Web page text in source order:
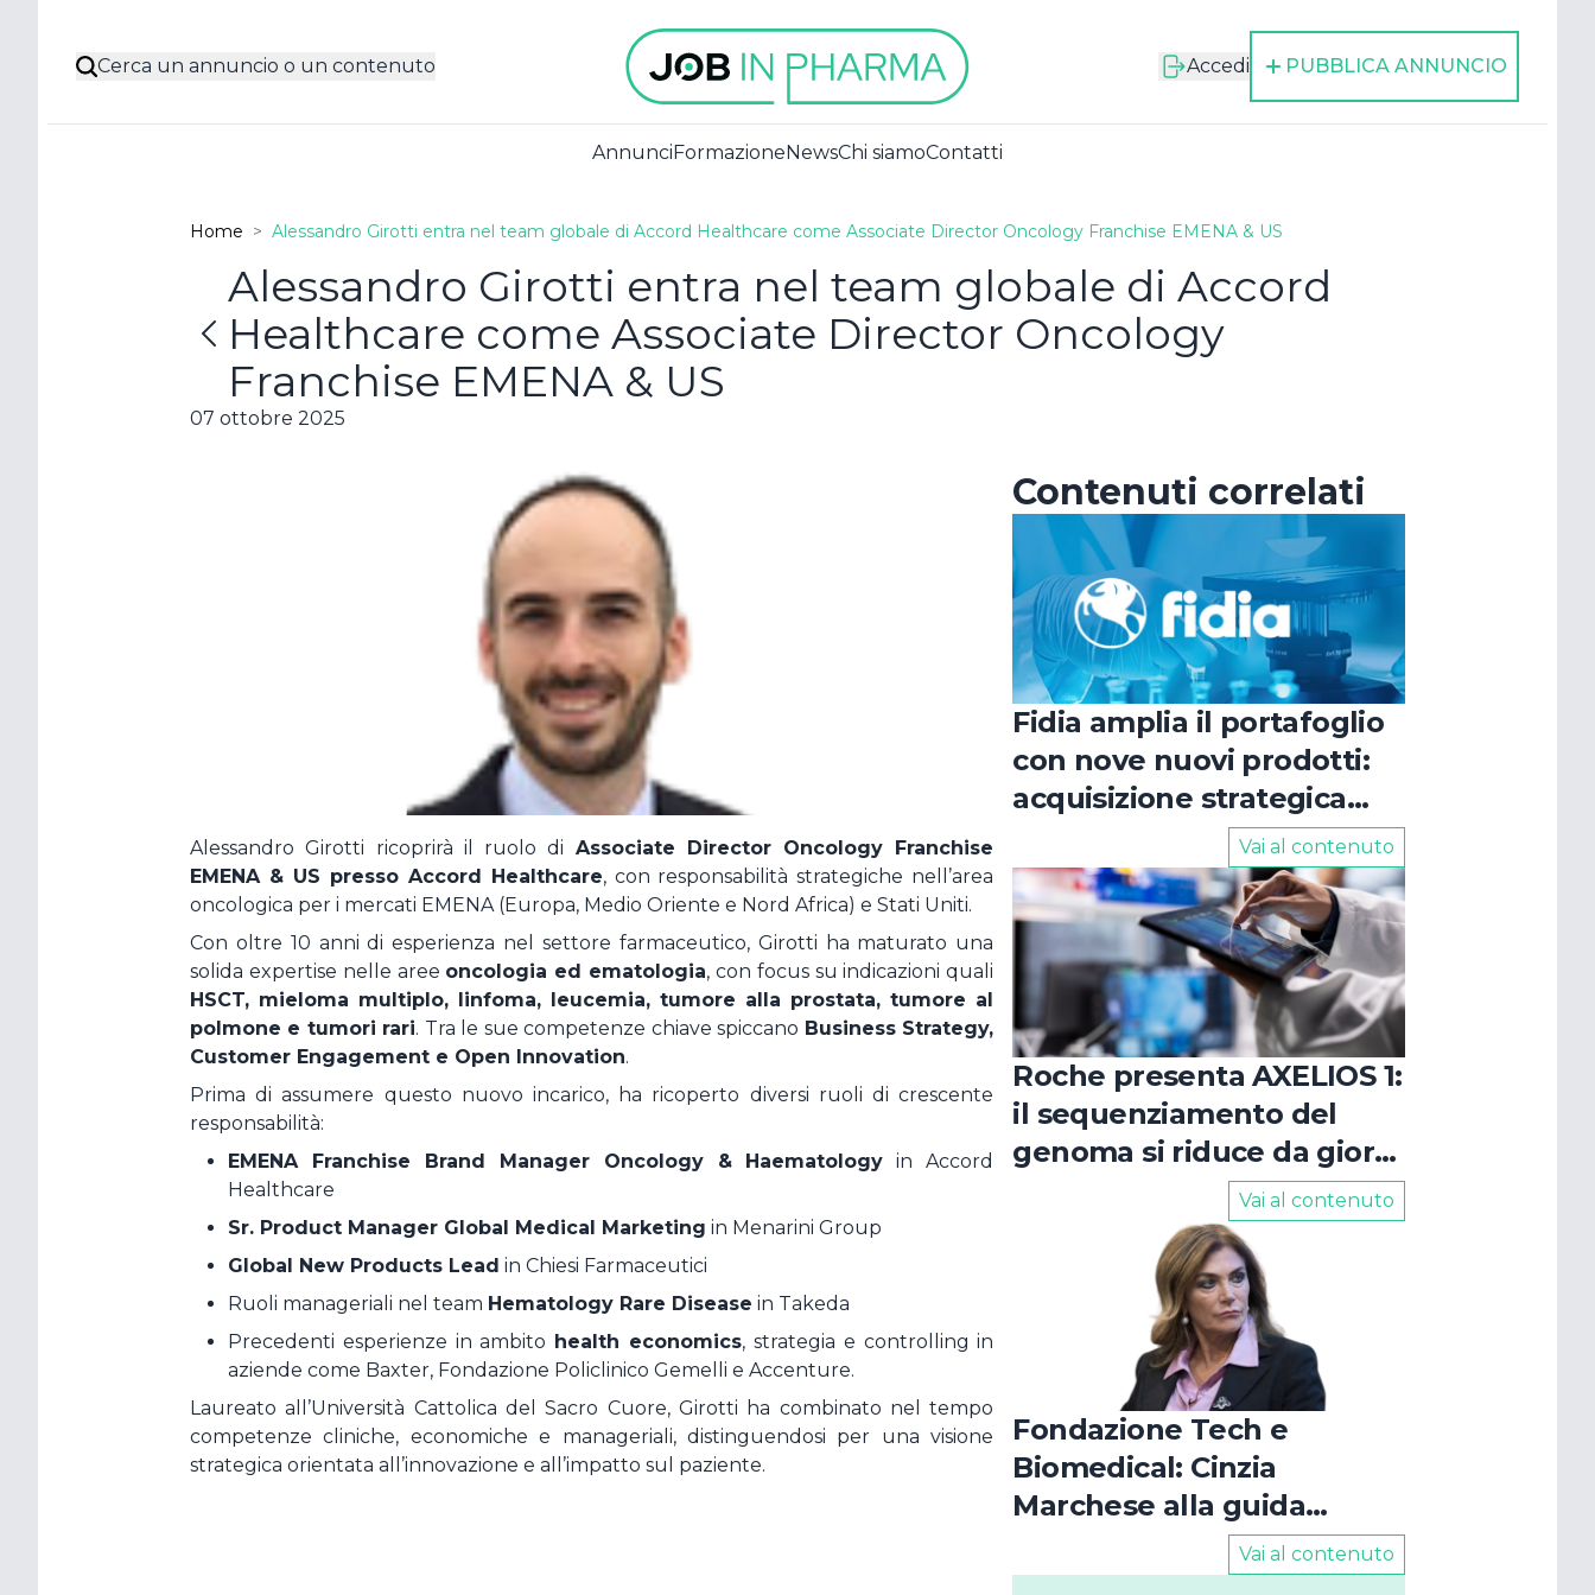
Cerca un annuncio o un contenuto Accedi PUBBLICA ANNUNCIO
AnnunciFormazioneNewsChi siamoContatti
Possiedi già un
account?
Resta connesso
Hai dimenticato la password ?
REGISTRATI COME AZIENDA
REGISTRATI COME CANDIDATO
Home > Alessandro Girotti entra nel team globale di Accord Healthcare come Associate Director Oncology Franchise EMENA & US
Alessandro Girotti entra nel team globale di Accord
Healthcare come Associate Director Oncology
Franchise EMENA & US
07 ottobre 2025
Alessandro Girotti ricoprirà il ruolo di Associate Director Oncology Franchise
EMENA & US presso Accord Healthcare, con responsabilità strategiche nell’area
oncologica per i mercati EMENA (Europa, Medio Oriente e Nord Africa) e Stati Uniti.
Con oltre 10 anni di esperienza nel settore farmaceutico, Girotti ha maturato una
solida expertise nelle aree oncologia ed ematologia, con focus su indicazioni quali
HSCT, mieloma multiplo, linfoma, leucemia, tumore alla prostata, tumore al
polmone e tumori rari. Tra le sue competenze chiave spiccano Business Strategy,
Customer Engagement e Open Innovation.
Prima di assumere questo nuovo incarico, ha ricoperto diversi ruoli di crescente
responsabilità:
EMENA Franchise Brand Manager Oncology & Haematology in Accord
Healthcare
Sr. Product Manager Global Medical Marketing in Menarini Group
Global New Products Lead in Chiesi Farmaceutici
Ruoli manageriali nel team Hematology Rare Disease in Takeda
Precedenti esperienze in ambito health economics, strategia e controlling in
aziende come Baxter, Fondazione Policlinico Gemelli e Accenture.
Laureato all’Università Cattolica del Sacro Cuore, Girotti ha combinato nel tempo
competenze cliniche, economiche e manageriali, distinguendosi per una visione
strategica orientata all’innovazione e all’impatto sul paziente.
Contenuti correlati
Fidia amplia il portafoglio
con nove nuovi prodotti:
acquisizione strategica
nelle aree cardiologia e
urologia
Vai al contenuto
Roche presenta AXELIOS 1:
il sequenziamento del
genoma si riduce da giorni
Vai al contenuto
Fondazione Tech e
Biomedical: Cinzia
Marchese alla guida
Vai al contenuto
newsletter
Accetto la privacy policy